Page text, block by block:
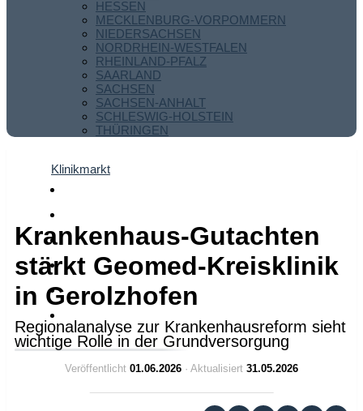
HESSEN
MECKLENBURG-VORPOMMERN
NIEDERSACHSEN
NORDRHEIN-WESTFALEN
RHEINLAND-PFALZ
SAARLAND
SACHSEN
SACHSEN-ANHALT
SCHLESWIG-HOLSTEIN
THÜRINGEN
Klinikmarkt
Krankenhaus-Gutachten
stärkt Geomed-Kreisklinik
in Gerolzhofen
Regionalanalyse zur Krankenhausreform sieht
wichtige Rolle in der Grundversorgung
Veröffentlicht 01.06.2026 · Aktualisiert 31.05.2026